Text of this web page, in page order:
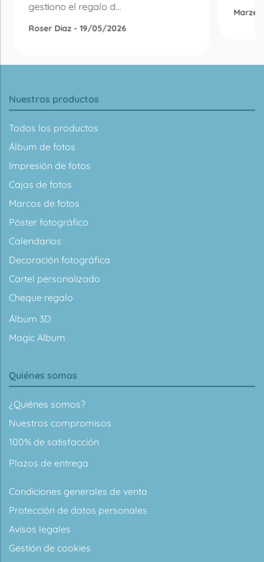
gestiono el regalo d...
Roser Diaz - 19/05/2026
Nuestros productos
Todos los productos
Álbum de fotos
Impresión de fotos
Cajas de fotos
Marcos de fotos
Póster fotográfico
Calendarios
Decoración fotográfica
Cartel personalizado
Cheque regalo
Álbum 3D
Magic Album
Quiénes somos
¿Quiénes somos?
Nuestros compromisos
100% de satisfacción
Plazos de entrega
Condiciones generales de venta
Protección de datos personales
Avisos legales
Gestión de cookies